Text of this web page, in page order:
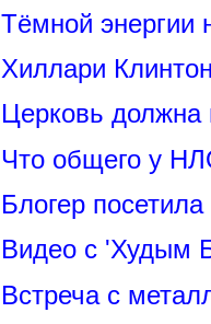
Тёмной энергии
Хиллари
Церковь должна
Что общего у
Блогер
Видео с 'Худым
Встреча с